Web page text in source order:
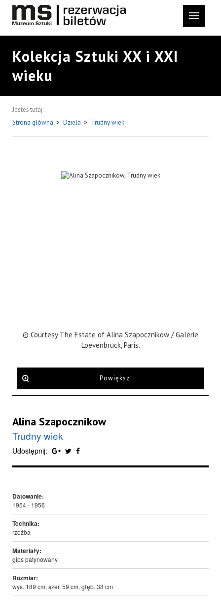
Kolekcja Sztuki XX i XXI
wieku
Jesteś tutaj:
Strona główna > Dzieła > Trudny wiek
© Courtesy The Estate of Alina Szapocznikow / Galerie
Loevenbruck, Paris.
Powiększ
Alina Szapocznikow
Trudny wiek
Udostępnij:
Datowanie:
1954 - 1956
Technika:
rzeźba
Materiały:
gips patynowany
Rozmiar:
wys. 189 cm, szer. 59 cm, głęb. 38 cm